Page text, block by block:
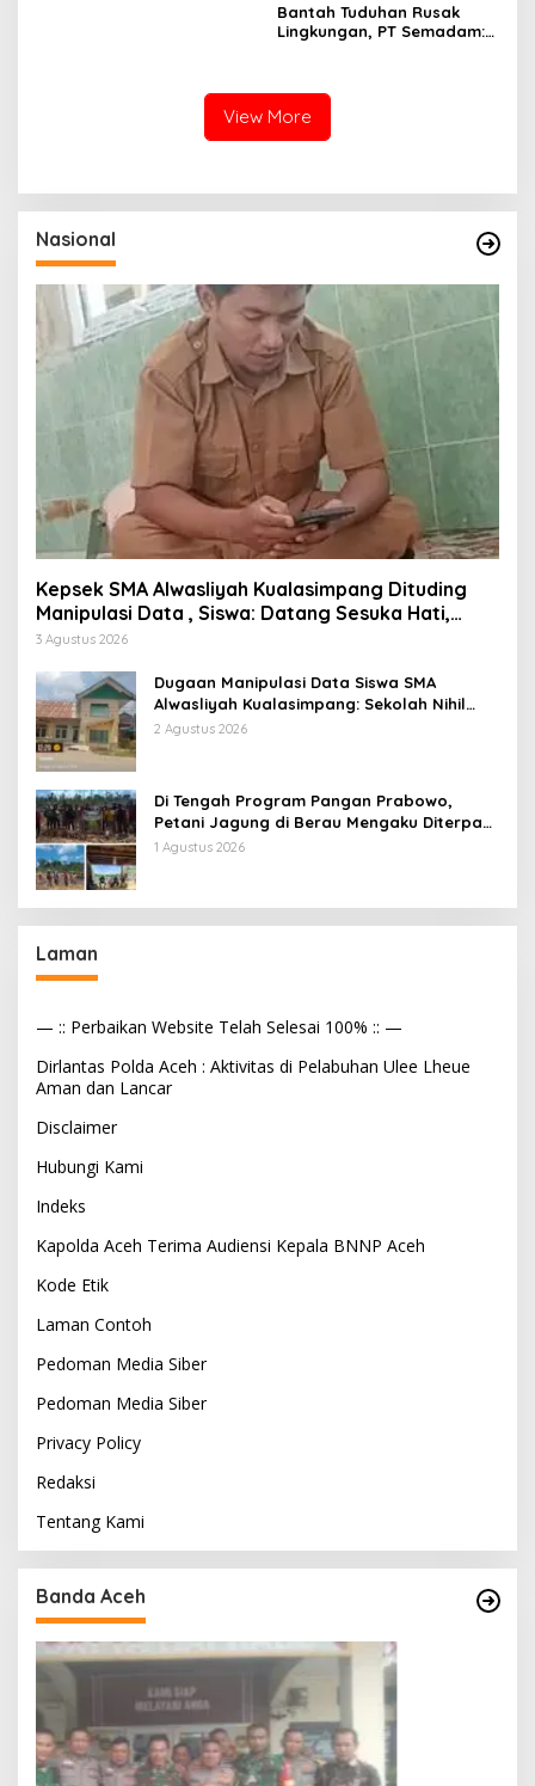
Bantah Tuduhan Rusak
Lingkungan, PT Semadam:
View More
Nasional
Kepsek SMA Alwasliyah Kualasimpang Dituding
Manipulasi Data , Siswa: Datang Sesuka Hati,
Dana MBG Disalurkan ke Guru & Pesantren
3 Agustus 2026
Dugaan Manipulasi Data Siswa SMA
Alwasliyah Kualasimpang: Sekolah Nihil
Murid Tapi Terima Dana BOS & Paket
2 Agustus 2026
Di Tengah Program Pangan Prabowo,
Petani Jagung di Berau Mengaku Diterpa
Tekanan Aparat
1 Agustus 2026
Laman
— :: Perbaikan Website Telah Selesai 100% :: —
Dirlantas Polda Aceh : Aktivitas di Pelabuhan Ulee Lheue
Aman dan Lancar
Disclaimer
Hubungi Kami
Indeks
Kapolda Aceh Terima Audiensi Kepala BNNP Aceh
Kode Etik
Laman Contoh
Pedoman Media Siber
Pedoman Media Siber
Privacy Policy
Redaksi
Tentang Kami
Banda Aceh